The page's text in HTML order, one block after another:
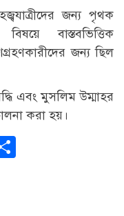
জন্য পৃথক
বাস্তবভিত্তিক
জন্য ছিল
এবং মুসলিম উম্মাহর
করা হয়।